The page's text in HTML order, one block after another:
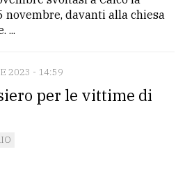
novembre, davanti alla chiesa
...
2023 - 14:59
per le vittime di